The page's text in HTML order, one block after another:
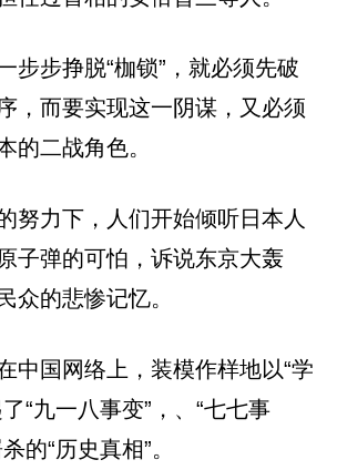
步步挣脱“枷锁”，就必须先破
，而要实现这一阴谋，又必须
的二战角色。
努力下，人们开始倾听日本人
子弹的可怕，诉说东京大轰
众的悲惨记忆。
中国网络上，装模作样地以“学
“九一八事变”，、“七七事
的“历史真相”。